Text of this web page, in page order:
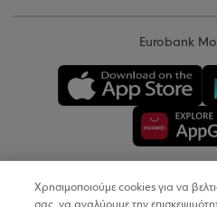
Eurobank
Copyright
Χρησιμοποιούμε cookies για να